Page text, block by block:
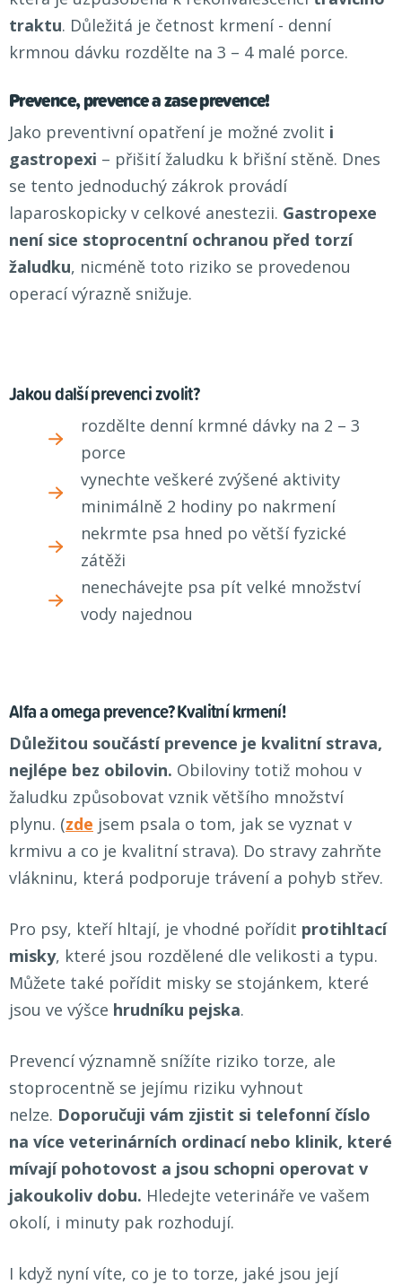
traktu. Důležitá je četnost krmení - denní
krmnou dávku rozdělte na 3 – 4 malé porce.
Prevence, prevence a zase prevence!
Jako preventivní opatření je možné zvolit i
gastropexi – přišití žaludku k břišní stěně. Dnes
se tento jednoduchý zákrok provádí
laparoskopicky v celkové anestezii. Gastropexe
není sice stoprocentní ochranou před torzí
žaludku, nicméně toto riziko se provedenou
operací výrazně snižuje.
Jakou další prevenci zvolit?
rozdělte denní krmné dávky na 2 – 3
porce
vynechte veškeré zvýšené aktivity
minimálně 2 hodiny po nakrmení
nekrmte psa hned po větší fyzické
zátěži
nenechávejte psa pít velké množství
vody najednou
Alfa a omega prevence? Kvalitní krmení!
Důležitou součástí prevence je kvalitní strava,
nejlépe bez obilovin. Obiloviny totiž mohou v
žaludku způsobovat vznik většího množství
plynu. (zde jsem psala o tom, jak se vyznat v
krmivu a co je kvalitní strava). Do stravy zahrňte
vlákninu, která podporuje trávení a pohyb střev.
Pro psy, kteří hltají, je vhodné pořídit protihltací
misky, které jsou rozdělené dle velikosti a typu.
Můžete také pořídit misky se stojánkem, které
jsou ve výšce hrudníku pejska.
Prevencí významně snížíte riziko torze, ale
stoprocentně se jejímu riziku vyhnout
nelze. Doporučuji vám zjistit si telefonní číslo
na více veterinárních ordinací nebo klinik, které
mívají pohotovost a jsou schopni operovat v
jakoukoliv dobu. Hledejte veterináře ve vašem
okolí, i minuty pak rozhodují.
I když nyní víte, co je to torze, jaké jsou její